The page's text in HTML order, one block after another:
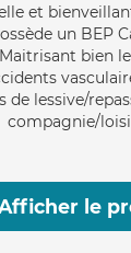
et
un BEP
bien
de lessive/
compagnie/
le